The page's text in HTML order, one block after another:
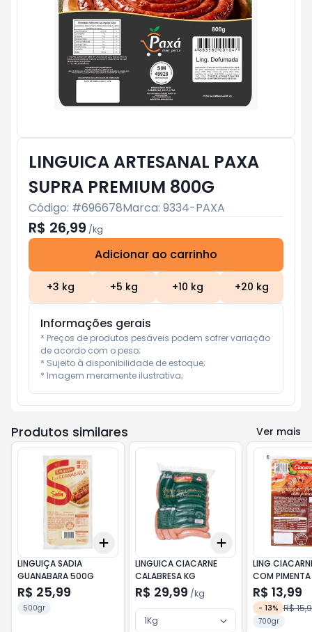
LINGUICA ARTESANAL PAXA
SUPRA PREMIUM 800G
Código: #696678Marca: 9334-PAXA
R$ 26,99 /kg
Adicionar ao carrinho
+3 kg +5 kg +10 kg +20 kg
Informações gerais
* Preços de produtos pesáveis podem sofrer variação
de acordo com o peso;
* Sujeito à disponibilidade de estoque;
* Imagem meramente ilustrativa;
Produtos similares Ver mais
+10
Add
LINGUIÇA SADIA
GUANABARA 500G
R$ 25,99
500gr
+5kg
Add
LINGUICA CIACARNE
CALABRESA KG
R$ 29,99 /kg
1Kg
LING
COM
R$ 13,99
- 13% R$
700gr